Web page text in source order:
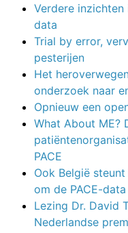
Verdere
data
Trial by error,
pesterijen
Het
onderzoek naar
Opnieuw een
What About ME?
PACE
Ook België
om de PACE-
Lezing Dr. David
Nederlandse